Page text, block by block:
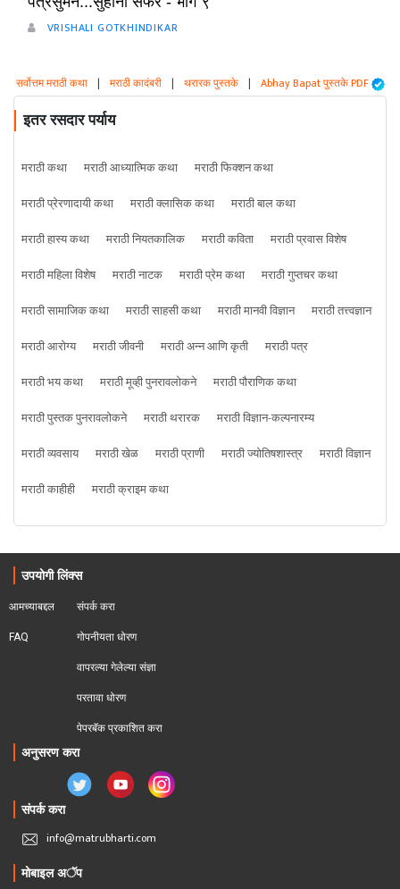
VRISHALI GOTKHINDIKAR
सर्वोत्तम मराठी कथा | मराठी कादंबरी | थरारक पुस्तके | Abhay Bapat पुस्तके PDF
इतर रसदार पर्याय
मराठी कथा मराठी आध्यात्मिक कथा
मराठी फिक्शन कथा
मराठी प्रेरणादायी कथा
मराठी क्लासिक कथा
मराठी बाल कथा
मराठी हास्य कथा
मराठी नियतकालिक मराठी कविता
मराठी प्रवास विशेष
मराठी महिला विशेष
मराठी नाटक मराठी प्रेम कथा
मराठी गुप्तचर कथा
मराठी सामाजिक कथा
मराठी साहसी कथा मराठी मानवी विज्ञान
मराठी तत्त्वज्ञान
मराठी आरोग्य
मराठी जीवनी मराठी अन्न आणि कृती
मराठी पत्र
मराठी भय कथा
मराठी मूव्ही पुनरावलोकने
मराठी पौराणिक कथा
मराठी पुस्तक पुनरावलोकने
मराठी थरारक
मराठी विज्ञान-कल्पनारम्य
मराठी व्यवसाय
मराठी खेळ मराठी प्राणी मराठी ज्योतिषशास्त्र
मराठी विज्ञान
मराठी काहीही
मराठी क्राइम कथा
उपयोगी लिंक्स
आमच्याबद्दल
FAQ
संपर्क करा
गोपनीयता धोरण
वापरल्या गेलेल्या संज्ञा
परतावा धोरण
पेपरबॅक प्रकाशित करा
अनुसरण करा
संपर्क करा
info@matrubharti.com
मोबाइल अॅप